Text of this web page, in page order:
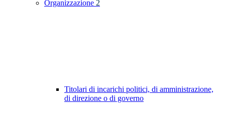
Organizzazione 2
Titolari di incarichi politici, di amministrazione,
di direzione o di governo